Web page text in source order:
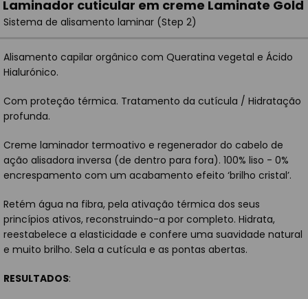
Laminador cuticular em creme Laminate Gold
Sistema de alisamento laminar (Step 2)
Alisamento capilar orgânico com Queratina vegetal e Ácido
Hialurónico.
Com proteção térmica. Tratamento da cutícula / Hidratação
profunda.
Creme laminador termoativo e regenerador do cabelo de
ação alisadora inversa (de dentro para fora). 100% liso - 0%
encrespamento com um acabamento efeito ‘brilho cristal’.
Retém água na fibra, pela ativação térmica dos seus
princípios ativos, reconstruindo-a por completo. Hidrata,
reestabelece a elasticidade e confere uma suavidade natural
e muito brilho. Sela a cutícula e as pontas abertas.
RESULTADOS: